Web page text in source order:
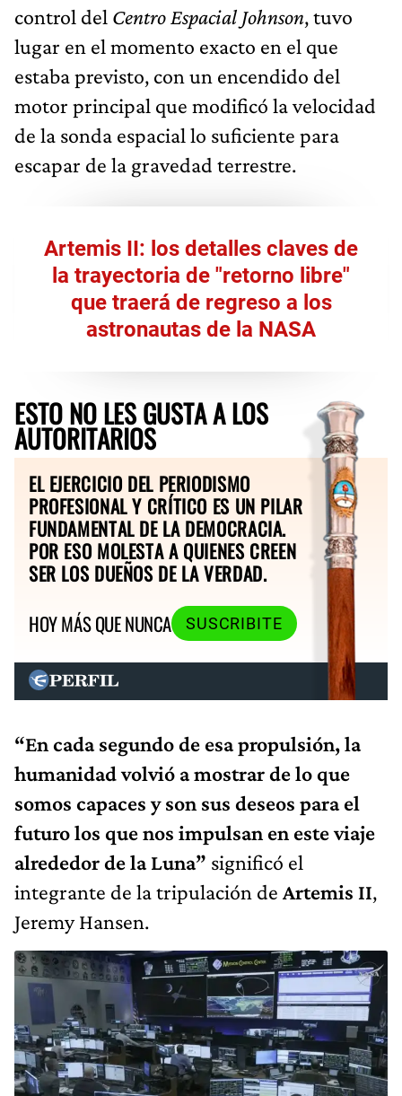
control del Centro Espacial Johnson, tuvo
lugar en el momento exacto en el que
estaba previsto, con un encendido del
motor principal que modificó la velocidad
de la sonda espacial lo suficiente para
escapar de la gravedad terrestre.
Artemis II: los detalles claves de
la trayectoria de "retorno libre"
que traerá de regreso a los
astronautas de la NASA
ESTO NO LES GUSTA A LOS
AUTORITARIOS
EL EJERCICIO DEL PERIODISMO
PROFESIONAL Y CRÍTICO ES UN PILAR
FUNDAMENTAL DE LA DEMOCRACIA.
POR ESO MOLESTA A QUIENES CREEN
SER LOS DUEÑOS DE LA VERDAD.
HOY MÁS QUE NUNCA
SUSCRIBITE
“En cada segundo de esa propulsión, la
humanidad volvió a mostrar de lo que
somos capaces y son sus deseos para el
futuro los que nos impulsan en este viaje
alrededor de la Luna” significó el
integrante de la tripulación de Artemis II,
Jeremy Hansen.